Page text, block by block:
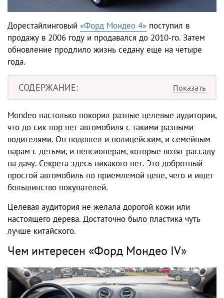
Дорестайлинговый «Форд Мондео 4» поступил в
продажу в 2006 году и продавался до 2010-го. Затем
обновление продлило жизнь седану еще на четыре
года.
СОДЕРЖАНИЕ
Mondeo настолько покорил разные целевые аудитории,
что до сих пор нет автомобиля с такими разными
водителями. Он подошел и полицейским, и семейным
парам с детьми, и пенсионерам, которые возят рассаду
на дачу. Секрета здесь никакого нет. Это добротный
простой автомобиль по приемлемой цене, чего и ищет
большинство покупателей.
Целевая аудитория не желала дорогой кожи или
настоящего дерева. Достаточно было пластика чуть
лучше китайского.
Чем интересен «Форд Мондео IV»